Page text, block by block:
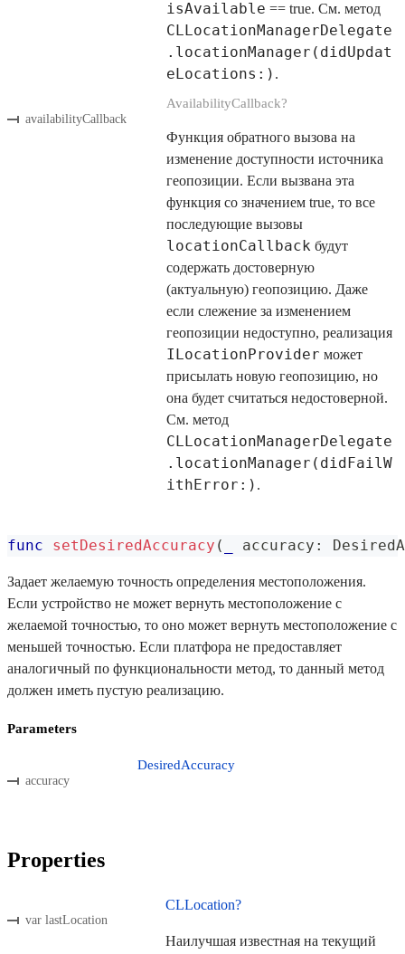
isAvailable == true. См. метод
CLLocationManagerDelegate
.locationManager(didUpdat
eLocations:) .
availabilityCallback
AvailabilityCallback?
Функция обратного вызова на
изменение доступности источника
геопозиции. Если вызвана эта
функция со значением true, то все
последующие вызовы
locationCallback будут
содержать достоверную
(актуальную) геопозицию. Даже
если слежение за изменением
геопозиции недоступно, реализация
ILocationProvider может
присылать новую геопозицию, но
она будет считаться недостоверной.
См. метод
CLLocationManagerDelegate
.locationManager(didFailW
ithError:) .
func setDesiredAccuracy ( accuracy :
Задает желаемую точность определения местоположения.
Если устройство не может вернуть местоположение с
желаемой точностью, то оно может вернуть местоположение с
меньшей точностью. Если платфора не предоставляет
аналогичный по функциональности метод, то данный метод
должен иметь пустую реализацию.
Parameters
accuracy
DesiredAccuracy
Properties
var lastLocation
CLLocation?
Наилучшая известная на текущий